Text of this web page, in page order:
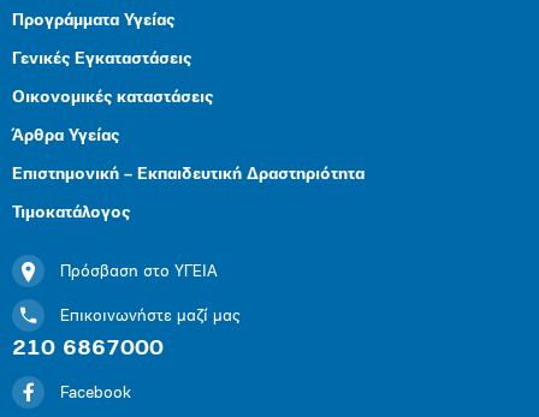
Προγράμματα Υγείας
Γενικές Εγκαταστάσεις
Οικονομικές καταστάσεις
Άρθρα Υγείας
Επιστημονική – Εκπαιδευτική Δραστηριότητα
Τιμοκατάλογος
Πρόσβαση στο ΥΓΕΙΑ
Επικοινωνήστε μαζί μας
210 6867000
Facebook